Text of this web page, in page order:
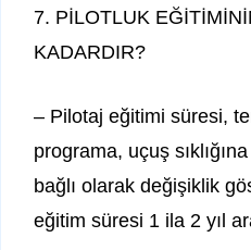
7. PİLOTLUK
KADARDIR?
– Pilotaj eğitimi süresi,
programa, uçuş
bağlı olarak değişiklik
eğitim süresi 1 ila 2 yıl